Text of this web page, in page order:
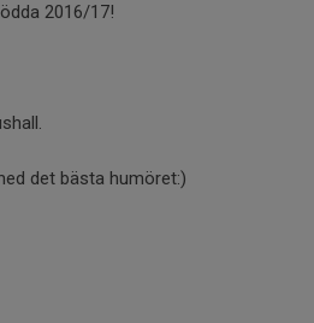
2016/17!
det bästa humöret:)